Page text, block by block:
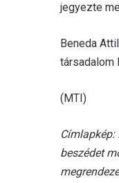
jegyezte
Beneda
társadalom
(MTI)
beszédet